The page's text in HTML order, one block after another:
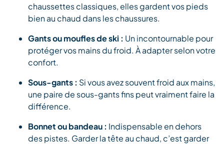
chaussettes classiques, elles gardent vos pieds
bien au chaud dans les chaussures.
Gants ou moufles de ski : Un incontournable pour
protéger vos mains du froid. À adapter selon votre
confort.
Sous-gants : Si vous avez souvent froid aux mains,
une paire de sous-gants fins peut vraiment faire la
différence.
Bonnet ou bandeau : Indispensable en dehors
des pistes. Garder la tête au chaud, c’est garder